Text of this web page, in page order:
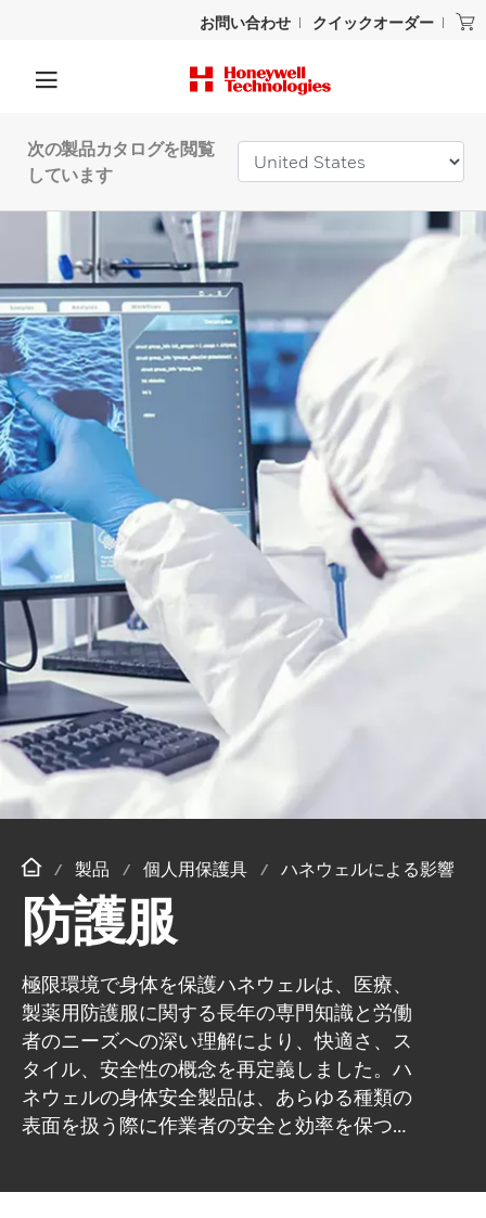
お問い合わせ クイックオーダー
次の製品カタログを閲覧
しています
製品 個人用保護具 ハネウェルによる影響
防護服
極限環境で身体を保護ハネウェルは、医療、
製薬用防護服に関する長年の専門知識と労働
者のニーズへの深い理解により、快適さ、ス
タイル、安全性の概念を再定義しました。ハ
ネウェルの身体安全製品は、あらゆる種類の
表面を扱う際に作業者の安全と効率を保つよ